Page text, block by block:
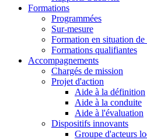
Formations
Programmées
Sur-mesure
Formation en situation de
Formations qualifiantes
Accompagnements
Chargés de mission
Projet d'action
Aide à la définition
Aide à la conduite
Aide à l'évaluation
Dispositifs innovants
Groupe d'acteurs